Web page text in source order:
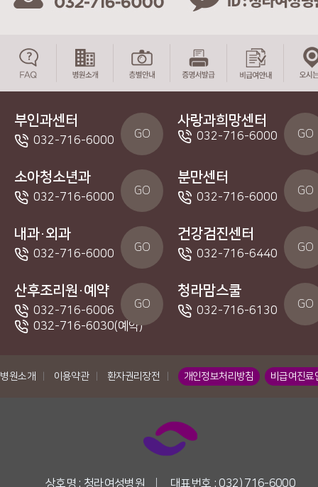
부인과센터
032-716-6000 GO
사랑과희망센터
032-716-6000 GO
소아청소년과
032-716-6000 GO
분만센터
032-716-6000 GO
내과·외과
032-716-6000 GO
건강검진센터
032-716-6440 GO
산후조리원·예약
032-716-6006
032-716-6030(예약)
GO
청라맘스쿨
032-716-6130 GO
병원소개 이용약관 환자권리장전 개인정보처리방침 비급여진료
상호명 : 청라여성병원 대표번호 : 032) 716-6000